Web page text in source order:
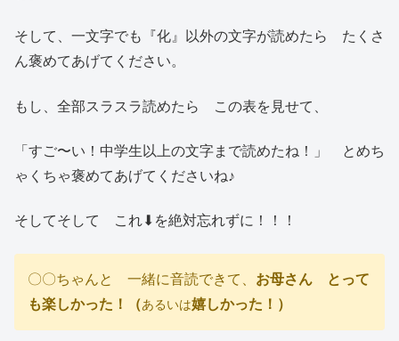
そして、一文字でも『化』以外の文字が読めたら たくさ
ん褒めてあげてください。
もし、全部スラスラ読めたら この表を見せて、
「すご〜い！中学生以上の文字まで読めたね！」 とめち
ゃくちゃ褒めてあげてくださいね♪
そしてそして これ⬇︎を絶対忘れずに！！！
〇〇ちゃんと 一緒に音読できて、 お母さん とって
も楽しかった！（あるいは嬉しかった！）